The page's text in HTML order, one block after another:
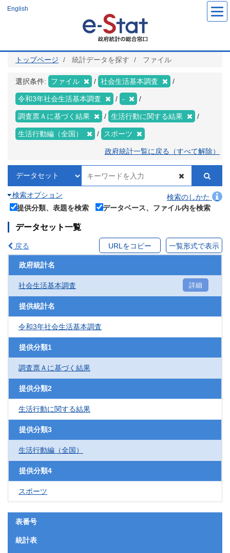
ツ
English
トップページ 統計データを探す ファイル
選択条件: ファイル 社会生活基本調査
令和3年社会生活基本調査 -
調査票Ａに基づく結果 生活行動に関する結果
生活行動編（全国） スポーツ
政府統計一覧に戻る（すべて解除）
検索オプション
検索のしかた
提供分類、表題を検索
データベース、ファイル内を検索
データセット一覧
戻る URLをコピー 一覧形式で表示
政府統計名
社会生活基本調査 詳細
提供統計名
令和3年社会生活基本調査
提供分類1
調査票Ａに基づく結果
提供分類2
生活行動に関する結果
提供分類3
生活行動編（全国）
提供分類4
スポーツ
表番号
統計表